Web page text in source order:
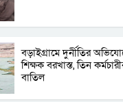
বড়াইগ্রামে দুর্নীতির
শিক্ষক বরখাস্ত, তিন
বাতিল